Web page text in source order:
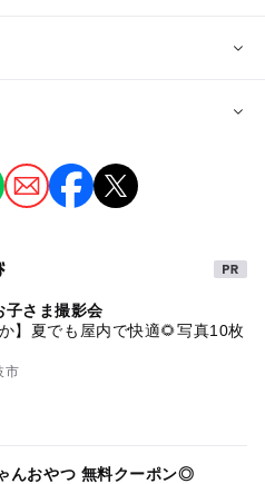
者側の都合などにより変更にな
子さま撮影会
か】夏でも屋内で快適🌻写真10枚
市
んおやつ 無料クーポン◎